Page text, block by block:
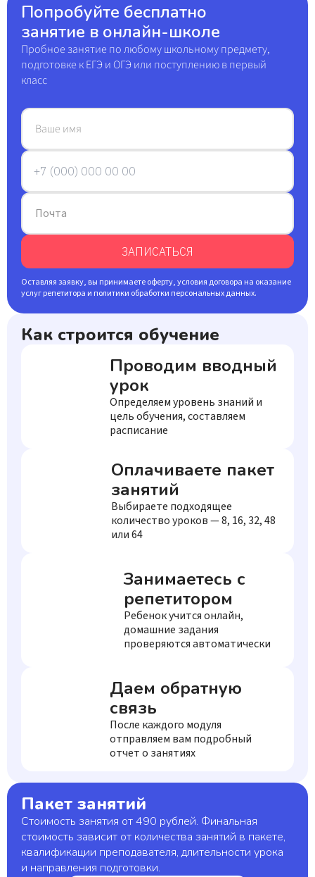
Попробуйте бесплатно
занятие в онлайн-школе
Пробное занятие по любому школьному предмету,
подготовке к ЕГЭ и ОГЭ или поступлению в первый
класс
Ваше имя
Почта
ЗАПИСАТЬСЯ
Оставляя заявку, вы принимаете оферту, условия договора на оказание
услуг репетитора и политики обработки персональных данных.
Как строится обучение
Проводим вводный
урок
Определяем уровень знаний и
цель обучения, составляем
расписание
Оплачиваете пакет
занятий
Выбираете подходящее
количество уроков — 8, 16, 32, 48
или 64
Занимаетесь с
репетитором
Ребенок учится онлайн,
домашние задания
проверяются автоматически
Даем обратную
связь
После каждого модуля
отправляем вам подробный
отчет о занятиях
Пакет занятий
Стоимость занятия от 490 рублей. Финальная
стоимость зависит от количества занятий в пакете,
квалификации преподавателя, длительности урока
и направления подготовки.